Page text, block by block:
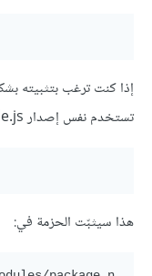
إذا كنت ترغب بتثبيته
تستخدم نفس إصدار Node.js)، يمكنك إضافة العلم –g كما يلي:
هذا سيثبّت الحزمة في: